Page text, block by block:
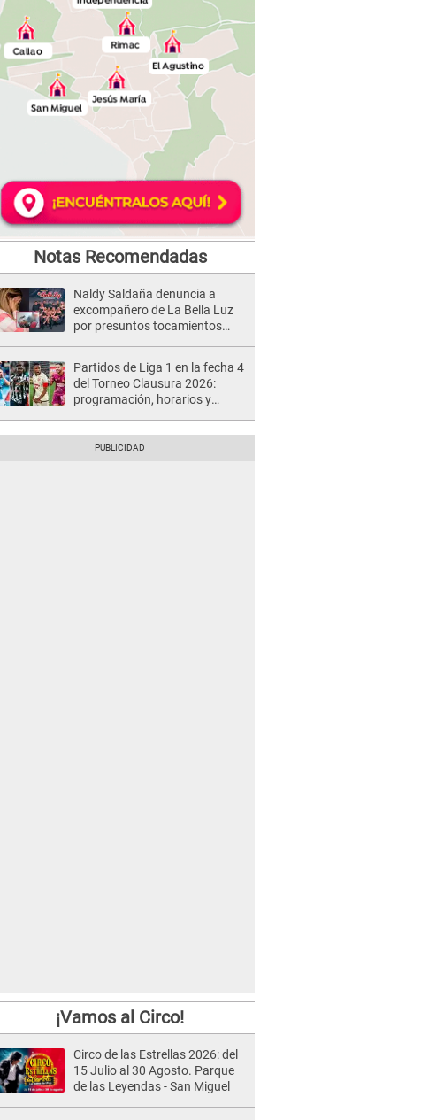
Notas Recomendadas
Naldy Saldaña denuncia a
excompañero de La Bella Luz
por presuntos tocamientos
Partidos de Liga 1 en la fecha 4
del Torneo Clausura 2026:
programación, horarios y
¡Vamos al Circo!
Circo de las Estrellas 2026: del
15 Julio al 30 Agosto. Parque
de las Leyendas - San Miguel